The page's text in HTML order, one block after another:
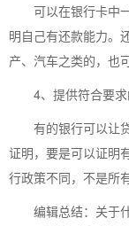
可以在银行卡中一
明自己有还款能力。
产、汽车之类的，也
4、提供符合要求
有的银行可以让贷
证明，要是可以证明
行政策不同，不是所
编辑总结：关于什